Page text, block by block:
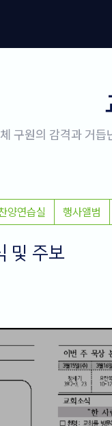
구원의 감격과 거
양연습실 행사앨범
및 주보